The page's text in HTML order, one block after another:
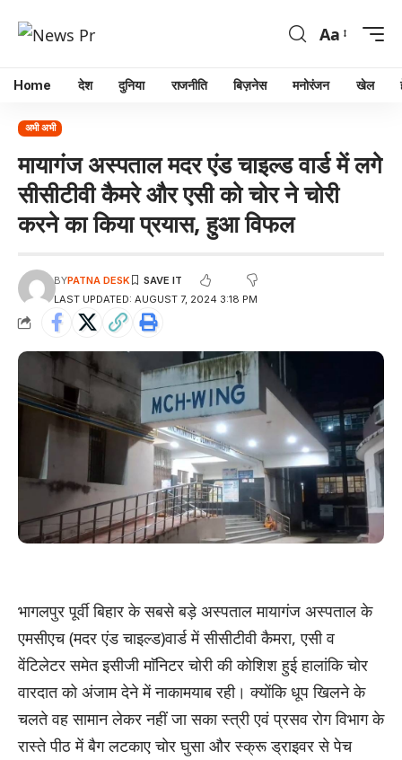
Aa
Home देश दुनिया राजनीति बिज़नेस मनोरंजन खेल
अभी अभी
मायागंज अस्पताल मदर एंड चाइल्ड वार्ड में लगे
सीसीटीवी कैमरे और एसी को चोर ने चोरी
करने का किया प्रयास, हुआ विफल
LAST UPDATED: AUGUST 7, 2024 3:18 PM
BYPATNA DESK
भागलपुर पूर्वी बिहार के सबसे बड़े अस्पताल मायागंज अस्पताल के
एमसीएच (मदर एंड चाइल्ड)वार्ड में सीसीटीवी कैमरा, एसी व
वेंटिलेटर समेत इसीजी माॅनिटर चाेरी की काेशिश हुई हालांकि चाेर
वारदात को अंजाम देने में नाकामयाब रही। क्याेंकि धूप खिलने के
चलते वह सामान लेकर नहीं जा सका स्त्री एवं प्रसव राेग विभाग के
रास्ते पीठ में बैग लटकाए चाेर घुसा और स्क्रू ड्राइवर से पेच